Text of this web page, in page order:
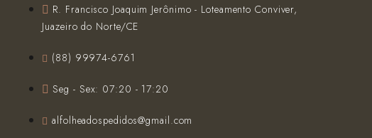
R. Francisco Joaquim Jerônimo - Loteamento Conviver,
Juazeiro do Norte/CE
(‪88) 99974-6761‬
Seg - Sex: 07:20 - 17:20
alfolheadospedidos@gmail.com